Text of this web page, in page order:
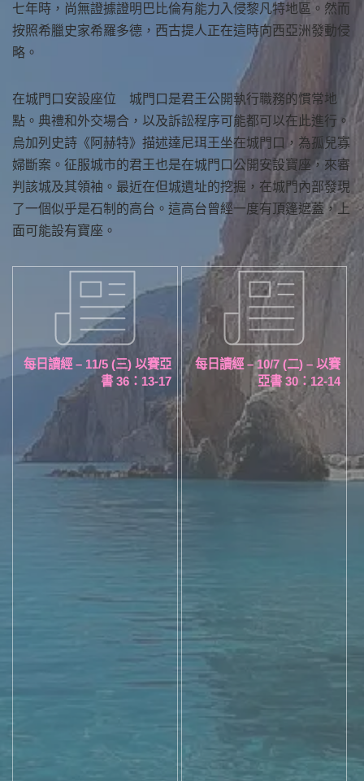
七年時，尚無證據證明巴比倫有能力入侵黎凡特地區。然而
按照希臘史家希羅多德，西古提人正在這時向西亞洲發動侵
略。
在城門口安設座位 城門口是君王公開執行職務的慣常地
點。典禮和外交場合，以及訴訟程序可能都可以在此進行。
烏加列史詩《阿赫特》描述達尼珥王坐在城門口，為孤兒寡
婦斷案。征服城市的君王也是在城門口公開安設寶座，來審
判該城及其領袖。最近在但城遺址的挖掘，在城門內部發現
了一個似乎是石制的高台。這高台曾經一度有頂篷遮蓋，上
面可能設有寶座。
每日讀經 – 11/5 (三) 以賽亞
書 36：13-17
每日讀經 – 10/7 (二) – 以賽
亞書 30：12-14